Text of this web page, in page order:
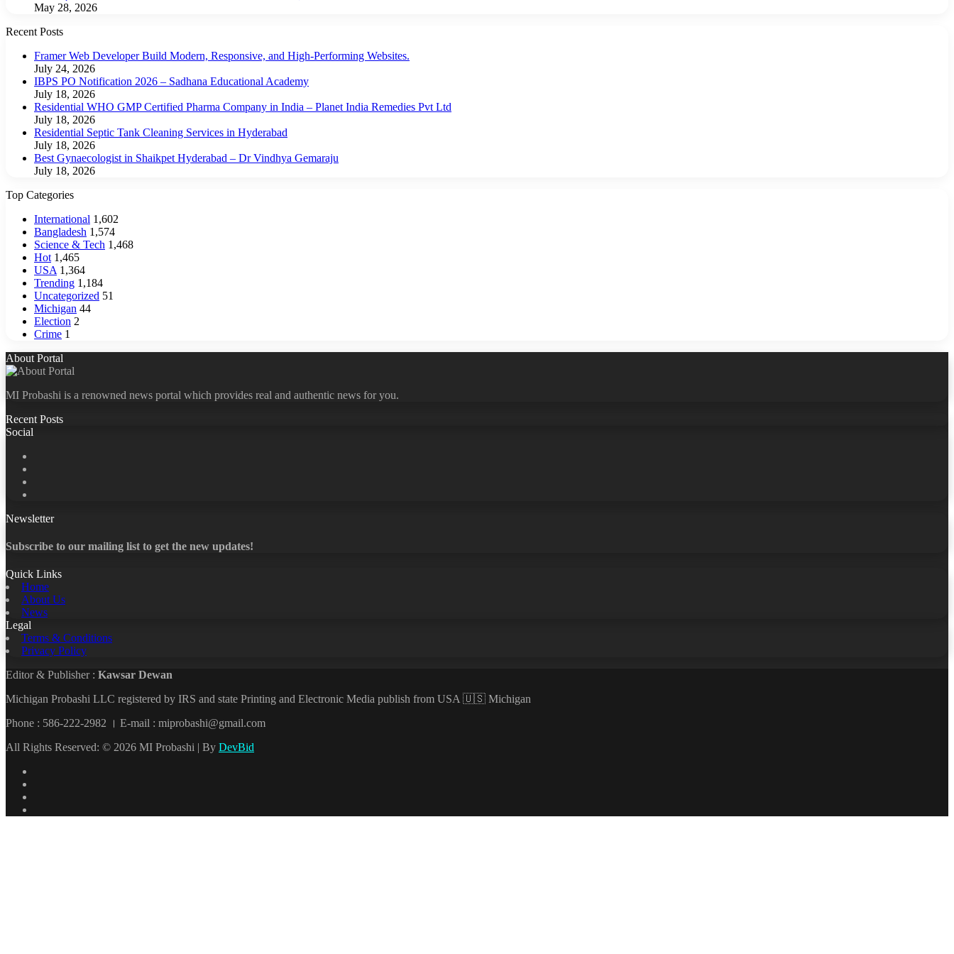
May 28, 2026
Recent Posts
Framer Web Developer Build Modern, Responsive, and High-Performing Websites.
July 24, 2026
IBPS PO Notification 2026 – Sadhana Educational Academy
July 18, 2026
Residential WHO GMP Certified Pharma Company in India – Planet India Remedies Pvt Ltd
July 18, 2026
Residential Septic Tank Cleaning Services in Hyderabad
July 18, 2026
Best Gynaecologist in Shaikpet Hyderabad – Dr Vindhya Gemaraju
July 18, 2026
Top Categories
International 1,602
Bangladesh 1,574
Science & Tech 1,468
Hot 1,465
USA 1,364
Trending 1,184
Uncategorized 51
Michigan 44
Election 2
Crime 1
About Portal
MI Probashi is a renowned news portal which provides real and authentic news for you.
Recent Posts
Social
Newsletter
Subscribe to our mailing list to get the new updates!
Quick Links
Home
About Us
News
Legal
Terms & Conditions
Privacy Policy
Editor & Publisher : Kawsar Dewan
Michigan Probashi LLC registered by IRS and state Printing and Electronic Media publish from USA 🇺🇸 Michigan
Phone : 586-222-2982 । E-mail : miprobashi@gmail.com
All Rights Reserved: © 2026 MI Probashi | By DevBid